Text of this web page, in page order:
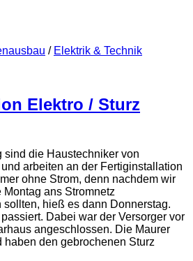
/ Elektrik & Technik
Elektro / Sturz
sind die Haustechniker von
arbeiten an der Fertiginstallation
ohne Strom, denn nachdem wir
ans Stromnetz
hieß es dann Donnerstag.
Dabei war der Versorger vor
angeschlossen. Die Maurer
den gebrochenen Sturz